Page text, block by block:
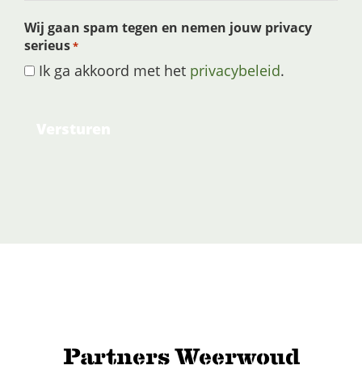
Wij gaan spam tegen en nemen jouw privacy
serieus*
Ik ga akkoord met het privacybeleid.
Partners Weerwoud